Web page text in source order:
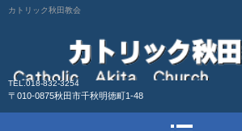
カトリック秋田教会
TEL.018-832-3254
〒010-0875秋田市千秋明徳町1-48